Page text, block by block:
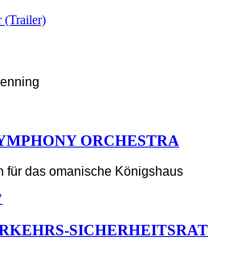
ORCHESTRA
für das omanische Königshaus
SICHERHEITSRAT